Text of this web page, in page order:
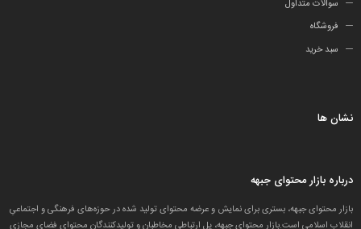
سوالات متداول
فروشگاه
سبد خرید
نشان ها
درباره بازار محتوای جبهه
بازار محتوای جبهه، بستری برای نمایش و عرضه محتوای تولید شده در حوزه‌های فرهنگی و اجتماعیِ
انقلاب اسلامی است.بازار محتوای جبهه، پل ارتباطی مخاطبان و تولید‌کنندگان محتوای فضای مجازی